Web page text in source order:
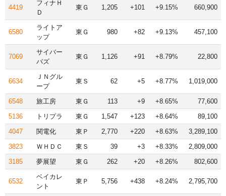
4419
フィナＨ
Ｄ
東Ｇ 1,205 +101 +9.15% 660,900
6580
ライトア
ップ
東Ｇ 980 +82 +9.13% 457,100
7069
サイバー
バズ
東Ｇ 1,126 +91 +8.79% 22,800
6634
ＪＮグル
ープ
東Ｓ 62 +5 +8.77% 1,019,000
6548 旅工房 東Ｇ 113 +9 +8.65%
77,600
5136
トリプラ 東Ｇ 1,547 +123 +8.64%
89,100
4047
関電化 東Ｐ 2,770 +220 +8.63%
3,289,100
3823
ＷＨＤＣ 東Ｓ 39 +3 +8.33%
2,809,000
3185
夢展望 東Ｇ 262 +20 +8.26% 802,600
6532
ベイカレ
ント
東Ｐ 5,756 +438 +8.24% 2,795,700